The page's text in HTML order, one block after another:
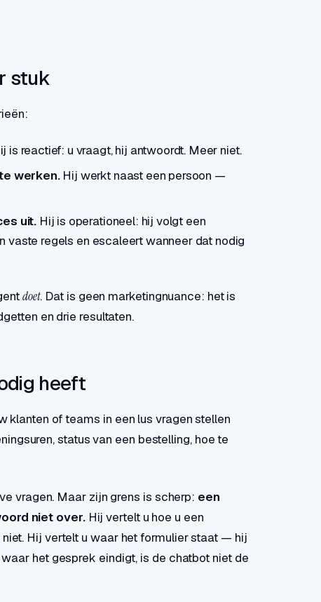
stuk
is reactief: u vraagt, hij antwoordt. Meer niet.
werken.Hij werkt naast een persoon —
uit. Hij is operationeel: hij volgt een
vaste regels en escaleert wanneer dat nodig
doet. Dat is geen marketingnuance: het is
en drie resultaten.
heeft
klanten of teams in een lus vragen stellen
status van een bestelling, hoe te
vragen. Maar zijn grens is scherp: een
niet over.Hij vertelt u hoe u een
Hij vertelt u waar het formulier staat — hij
het gesprek eindigt, is de chatbot niet de